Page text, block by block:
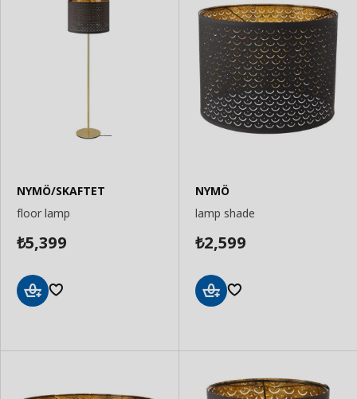
NYMÖ/SKAFTET
floor lamp
₺5,399
NYMÖ
lamp shade
₺2,599